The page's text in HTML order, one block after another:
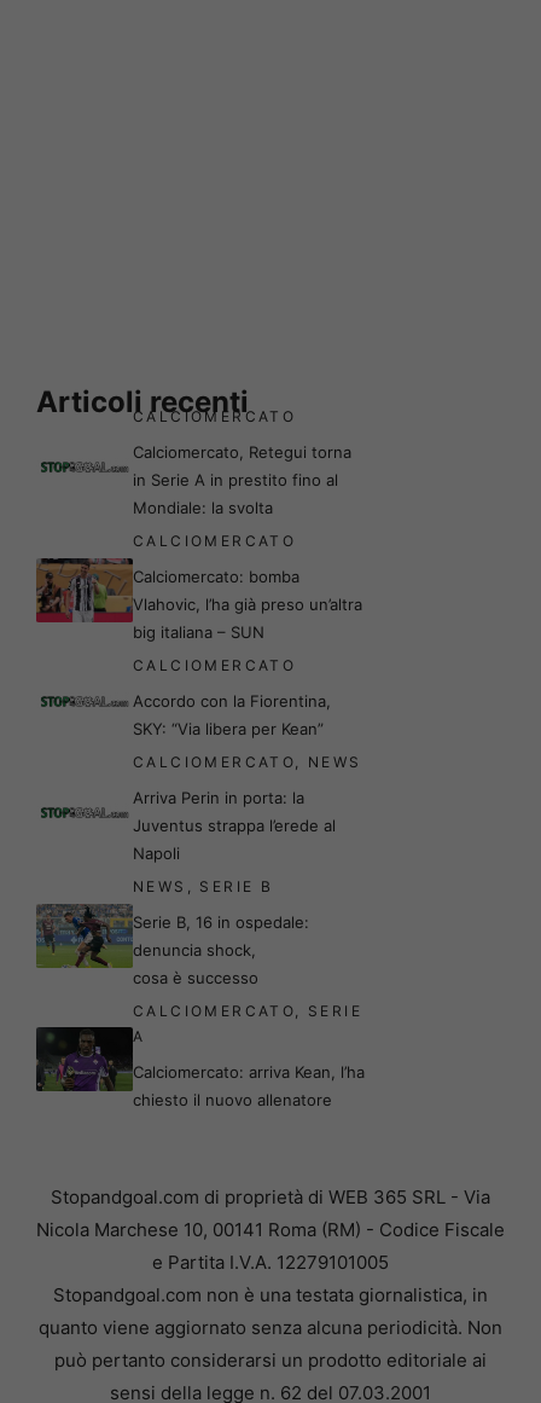
Articoli recenti
CALCIOMERCATO
Calciomercato, Retegui torna
in Serie A in prestito fino al
Mondiale: la svolta
CALCIOMERCATO
Calciomercato: bomba
Vlahovic, l’ha già preso un’altra
big italiana – SUN
CALCIOMERCATO
Accordo con la Fiorentina,
SKY: “Via libera per Kean”
CALCIOMERCATO NEWS
Arriva Perin in porta: la
Juventus strappa l’erede al
Napoli
NEWS SERIE B
Serie B, 16 in ospedale:
denuncia shock,
cosa è successo
CALCIOMERCATO
SERIE
A
Calciomercato: arriva Kean, l’ha
chiesto il nuovo allenatore
Stopandgoal.com di proprietà di WEB 365 SRL - Via
Nicola Marchese 10, 00141 Roma (RM) - Codice Fiscale
e Partita I.V.A. 12279101005
Stopandgoal.com non è una testata giornalistica, in
quanto viene aggiornato senza alcuna periodicità. Non
può pertanto considerarsi un prodotto editoriale ai
sensi della legge n. 62 del 07.03.2001